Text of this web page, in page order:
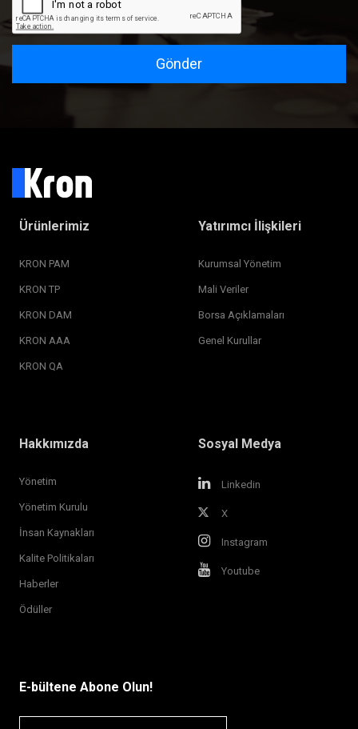
Gönder
Ürünlerimiz
KRON PAM
KRON TP
KRON DAM
KRON AAA
KRON QA
Yatırımcı İlişkileri
Kurumsal Yönetim
Mali Veriler
Borsa Açıklamaları
Genel Kurullar
Hakkımızda
Yönetim
Yönetim Kurulu
İnsan Kaynakları
Kalite Politikaları
Haberler
Ödüller
Sosyal Medya
Linkedin
X
Instagram
Youtube
E-bültene Abone Olun!